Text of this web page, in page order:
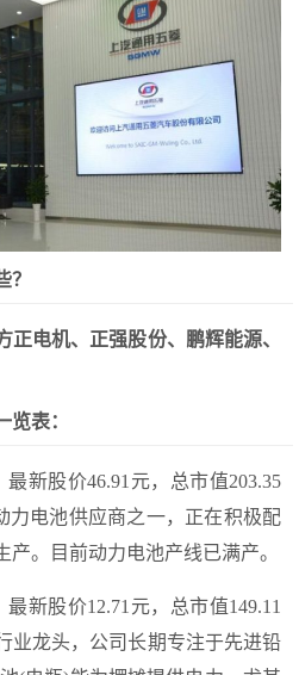
？
正电机、正强股份、鹏辉能源、
览表：
最新股价46.91元，总市值203.35
力电池供应商之一，正在积极配
。目前动力电池产线已满产。
最新股价12.71元，总市值149.11
业龙头，公司长期专注于先进铅